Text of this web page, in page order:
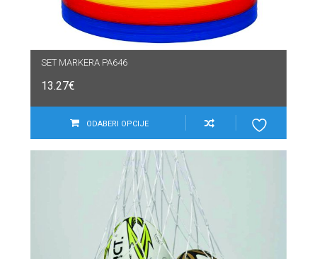
SET MARKERA PA646
13.27€
ODABERI OPCIJE